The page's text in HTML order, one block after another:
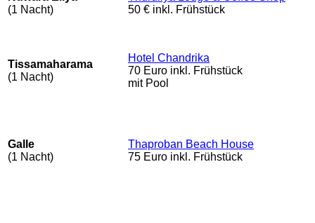
(1 Nacht)
50 € inkl. Frühstück
Tissamaharama
(1 Nacht)
Hotel Chandrika
70 Euro inkl. Frühstück
mit Pool
Galle
(1 Nacht)
Thaproban Beach House
75 Euro inkl. Frühstück